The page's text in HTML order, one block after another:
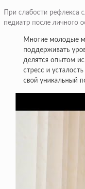
При слабости рефлекса
педиатр после личного
Многие молодые
поддерживать
делятся опытом
стресс и
свой уникальный